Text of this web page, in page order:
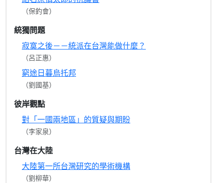
（保釣會）
統獨問題
寂寞之後－－統派在台灣能做什麼？
（呂正惠）
窮途日暮烏托邦
（劉國基）
彼岸觀點
對「一國兩地區」的質疑與期盼
（李家泉）
台灣在大陸
大陸第一所台灣研究的學術機構
（劉柳華）